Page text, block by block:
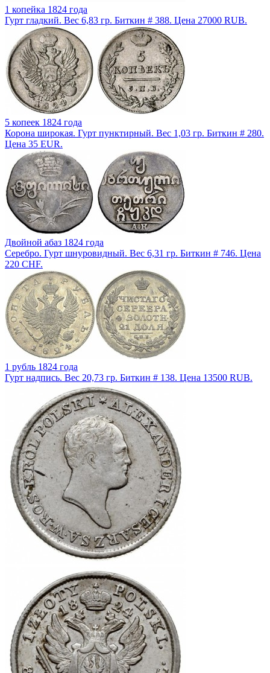
1 копейка 1824 года
Гурт гладкий. Вес 6,83 гр. Биткин # 388. Цена 27000 RUB.
5 копеек 1824 года
Корона широкая. Гурт пунктирный. Вес 1,03 гр. Биткин # 280.
Цена 35 EUR.
Двойной абаз 1824 года
Серебро. Гурт шнуровидный. Вес 6,31 гр. Биткин # 746. Цена
220 CHF.
1 рубль 1824 года
Гурт надпись. Вес 20,73 гр. Биткин # 138. Цена 13500 RUB.